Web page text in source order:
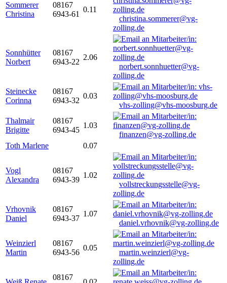
Sommerer
Christina
08167
6943-61
0.11
christina.sommerer@vg-
zolling.de
Sonnhütter
Norbert
08167
6943-22
2.06
norbert.sonnhuetter@vg-
zolling.de
Steinecke
Corinna
08167
6943-32
0.03
vhs-zolling@vhs-moosburg.de
Thalmair
Brigitte
08167
6943-45
1.03
finanzen@vg-zolling.de
Toth Marlene
0.07
Vogl
Alexandra
08167
6943-39
1.02
vollstreckungsstelle@vg-
zolling.de
Vrhovnik
Daniel
08167
6943-37
1.07
daniel.vrhovnik@vg-zolling.de
Weinzierl
Martin
08167
6943-56
0.05
martin.weinzierl@vg-
zolling.de
08167